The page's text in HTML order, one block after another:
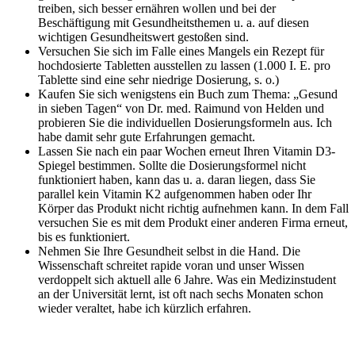
treiben, sich besser ernähren wollen und bei der
Beschäftigung mit Gesundheitsthemen u. a. auf diesen
wichtigen Gesundheitswert gestoßen sind.
Versuchen Sie sich im Falle eines Mangels ein Rezept für
hochdosierte Tabletten ausstellen zu lassen (1.000 I. E. pro
Tablette sind eine sehr niedrige Dosierung, s. o.)
Kaufen Sie sich wenigstens ein Buch zum Thema: „Gesund
in sieben Tagen“ von Dr. med. Raimund von Helden und
probieren Sie die individuellen Dosierungsformeln aus. Ich
habe damit sehr gute Erfahrungen gemacht.
Lassen Sie nach ein paar Wochen erneut Ihren Vitamin D3-
Spiegel bestimmen. Sollte die Dosierungsformel nicht
funktioniert haben, kann das u. a. daran liegen, dass Sie
parallel kein Vitamin K2 aufgenommen haben oder Ihr
Körper das Produkt nicht richtig aufnehmen kann. In dem Fall
versuchen Sie es mit dem Produkt einer anderen Firma erneut,
bis es funktioniert.
Nehmen Sie Ihre Gesundheit selbst in die Hand. Die
Wissenschaft schreitet rapide voran und unser Wissen
verdoppelt sich aktuell alle 6 Jahre. Was ein Medizinstudent
an der Universität lernt, ist oft nach sechs Monaten schon
wieder veraltet, habe ich kürzlich erfahren.